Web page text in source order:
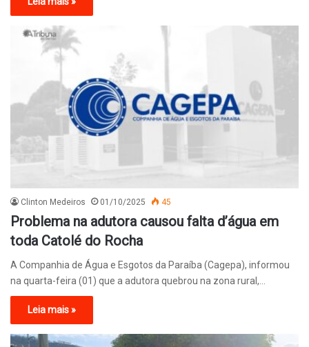
Clinton Medeiros 01/10/2025 45
Problema na adutora causou falta d’água em
toda Catolé do Rocha
A Companhia de Água e Esgotos da Paraíba (Cagepa), informou
na quarta-feira (01) que a adutora quebrou na zona rural,…
Leia mais »